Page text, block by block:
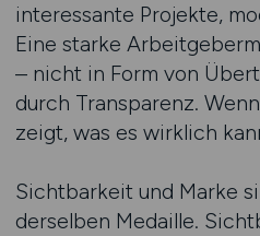
interessante Projekte,
Eine starke
– nicht in Form von
durch Transparenz.
zeigt, was es wirklich
Sichtbarkeit und Marke
derselben Medaille.